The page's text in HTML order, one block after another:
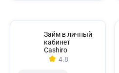
Займ в личный
кабинет
Cashiro
4.8